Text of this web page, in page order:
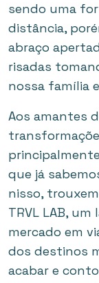
sendo uma
distância,
abraço
risadas
nossa família
Aos amantes
que já
nisso,
TRVL LAB,
mercado em
dos destinos
acabar e